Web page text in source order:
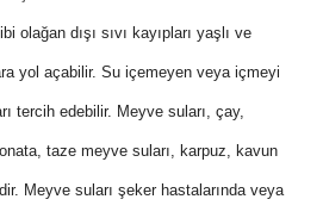
olağan dışı sıvı kayıpları yaşlı ve
yol açabilir. Su içemeyen veya içmeyi
tercih edebilir. Meyve suları, çay,
taze meyve suları, karpuz, kavun
Meyve suları şeker hastalarında veya